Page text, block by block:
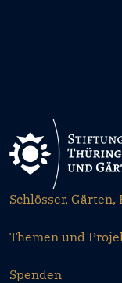
Schlösser,
Themen und
Spenden